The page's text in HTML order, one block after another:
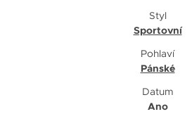
Styl
Sportovní
Pohlaví
Pánské
Datum
Ano